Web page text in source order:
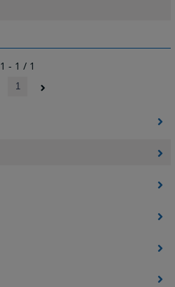
1 - 1 / 1
1